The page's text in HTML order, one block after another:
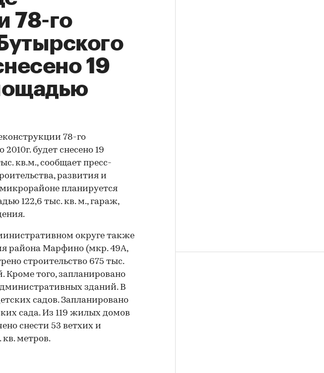
78-го
19
78-го
будет снесено 19
кв.м., сообщает пресс-
развития и
планируется
122,6 тыс. кв. м., гараж,
округе также
района Марфино (мкр. 49А,
строительство 675 тыс.
того, запланировано
зданий. В
садов. Запланировано
сада. Из 119 жилых домов
снести 53 ветхих и
метров.